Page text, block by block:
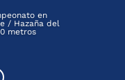
en
/ Hazaña del
metros